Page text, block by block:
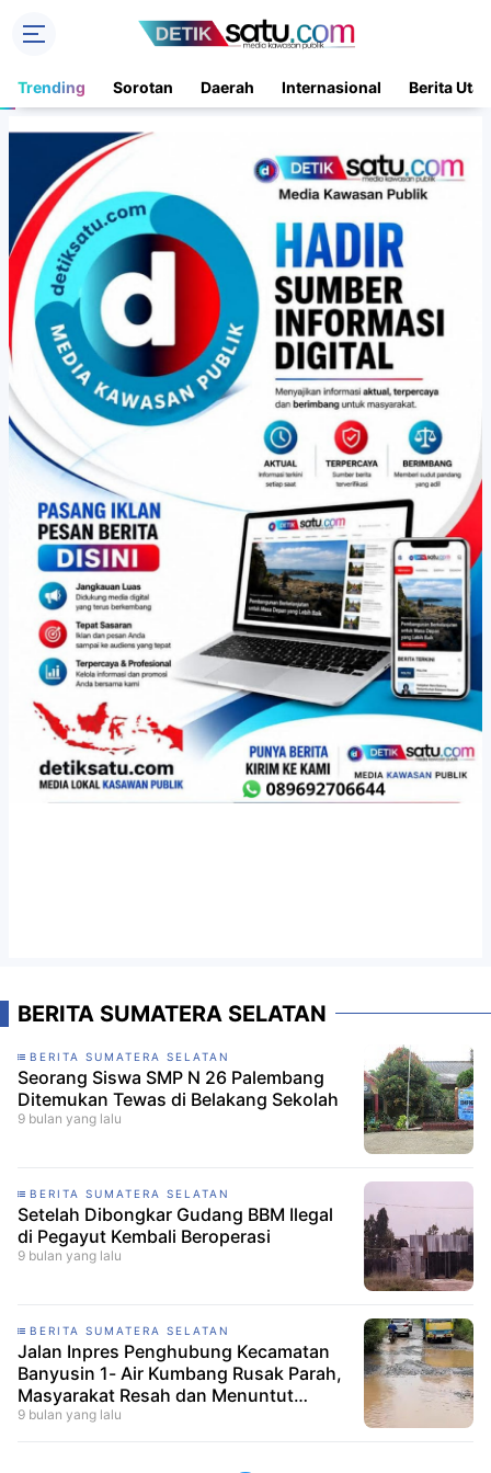
Trending Sorotan Daerah Internasional Berita
BERITA SUMATERA SELATAN
BERITA SUMATERA SELATAN
Seorang Siswa SMP N 26 Palembang
Ditemukan Tewas di Belakang Sekolah
9 bulan yang lalu
BERITA SUMATERA SELATAN
Setelah Dibongkar Gudang BBM Ilegal
di Pegayut Kembali Beroperasi
9 bulan yang lalu
BERITA SUMATERA SELATAN
Jalan Inpres Penghubung Kecamatan
Banyusin 1- Air Kumbang Rusak Parah,
Masyarakat Resah dan Menuntut
Perbaikan
9 bulan yang lalu